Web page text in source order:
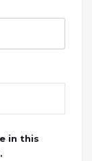
in this